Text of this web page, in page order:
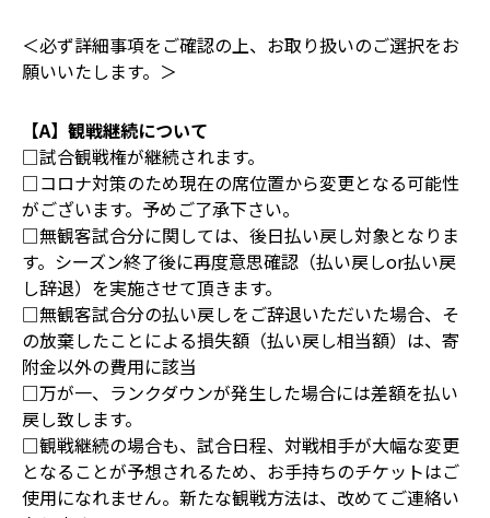
＜必ず詳細事項をご確認の上、お取り扱いのご選択をお
願いいたします。＞
【A】観戦継続について
□試合観戦権が継続されます。
□コロナ対策のため現在の席位置から変更となる可能性
がございます。予めご了承下さい。
□無観客試合分に関しては、後日払い戻し対象となりま
す。シーズン終了後に再度意思確認（払い戻しor払い戻
し辞退）を実施させて頂きます。
□無観客試合分の払い戻しをご辞退いただいた場合、そ
の放棄したことによる損失額（払い戻し相当額）は、寄
附金以外の費用に該当
□万が一、ランクダウンが発生した場合には差額を払い
戻し致します。
□観戦継続の場合も、試合日程、対戦相手が大幅な変更
となることが予想されるため、お手持ちのチケットはご
使用になれません。新たな観戦方法は、改めてご連絡い